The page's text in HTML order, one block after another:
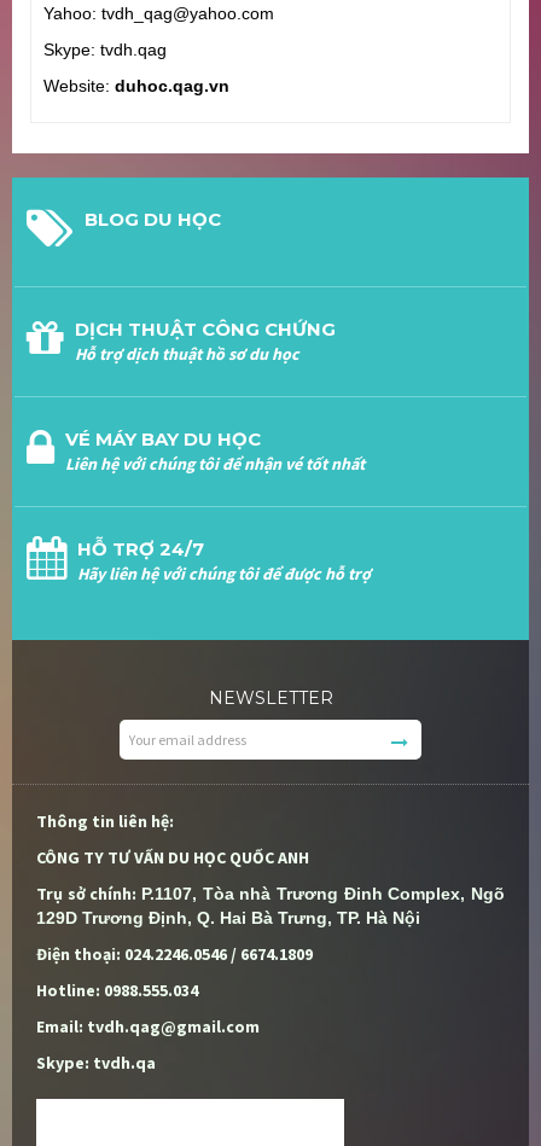
Yahoo: tvdh_qag@yahoo.com
Skype: tvdh.qag
Website: duhoc.qag.vn
BLOG DU HỌC
DỊCH THUẬT CÔNG CHỨNG
Hỗ trợ dịch thuật hồ sơ du học
VÉ MÁY BAY DU HỌC
Liên hệ với chúng tôi để nhận vé tốt nhất
HỖ TRỢ 24/7
Hãy liên hệ với chúng tôi để được hỗ trợ
NEWSLETTER
Thông tin liên hệ:
CÔNG TY TƯ VẤN DU HỌC QUỐC ANH
Trụ sở chính: P.1107, Tòa nhà Trương Đinh Complex, Ngõ
129D Trương Định, Q. Hai Bà Trưng, TP. Hà Nội
Điện thoại: 024.2246.0546 / 6674.1809
Hotline: 0988.555.034
Email: tvdh.qag@gmail.com
Skype: tvdh.qa